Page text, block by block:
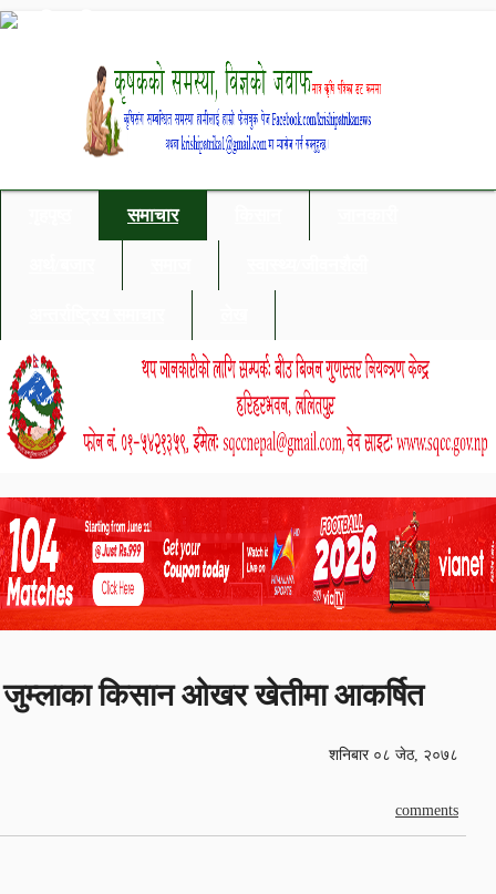
समाचार
जुम्लाका किसान ओखर खेतीमा आकर्षित
शनिबार ०८ जेठ, २०७८
comments